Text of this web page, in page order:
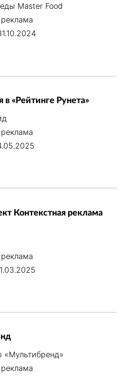
Master Food
реклама
в «Рейтинге Рунета»
реклама
Контекстная реклама
реклама
«Мультибренд»
реклама